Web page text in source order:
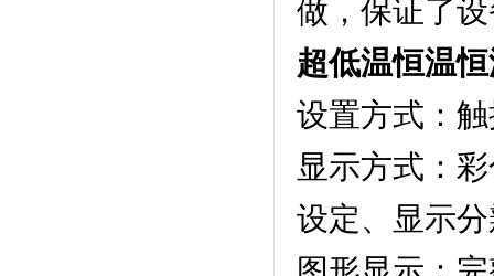
做，保证了设
超低温恒温
设置方式：触
显示方式
设定、显示